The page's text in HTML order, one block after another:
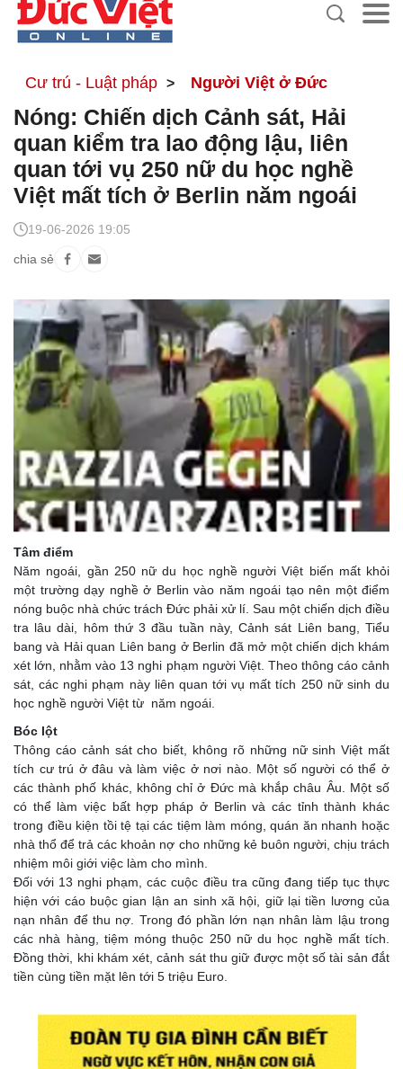
Cư trú - Luật pháp Người Việt ở Đức
Nóng: Chiến dịch Cảnh sát, Hải
quan kiểm tra lao động lậu, liên
quan tới vụ 250 nữ du học nghề
Việt mất tích ở Berlin năm ngoái
chia sẻ
19-06-2026 19:05
Tâm điểm
Năm ngoái, gần 250 nữ du học nghề người Việt biến mất khỏi
một trường dạy nghề ở Berlin vào năm ngoái tạo nên một điểm
nóng buộc nhà chức trách Đức phải xử lí. Sau một chiến dịch điều
tra lâu dài, hôm thứ 3 đầu tuần này, Cảnh sát Liên bang, Tiểu
bang và Hải quan Liên bang ở Berlin đã mở một chiến dịch khám
xét lớn, nhằm vào 13 nghi phạm người Việt. Theo thông cáo cảnh
sát, các nghi phạm này liên quan tới vụ mất tích 250 nữ sinh du
học nghề người Việt từ năm ngoái.
Bóc lột
Thông cáo cảnh sát cho biết, không rõ những nữ sinh Việt mất
tích cư trú ở đâu và làm việc ở nơi nào. Một số người có thể ở
các thành phố khác, không chỉ ở Đức mà khắp châu Âu. Một số
có thể làm việc bất hợp pháp ở Berlin và các tỉnh thành khác
trong điều kiện tồi tệ tại các tiệm làm móng, quán ăn nhanh hoặc
nhà thổ để trả các khoản nợ cho những kẻ buôn người, chịu trách
nhiệm môi giới việc làm cho mình.
Đối với 13 nghi phạm, các cuộc điều tra cũng đang tiếp tục thực
hiện với cáo buộc gian lận an sinh xã hội, giữ lại tiền lương của
nạn nhân để thu nợ. Trong đó phần lớn nạn nhân làm lậu trong
các nhà hàng, tiệm móng thuộc 250 nữ du học nghề mất tích.
Đồng thời, khi khám xét, cảnh sát thu giữ được một số tài sản đắt
tiền cùng tiền mặt lên tới 5 triệu Euro.